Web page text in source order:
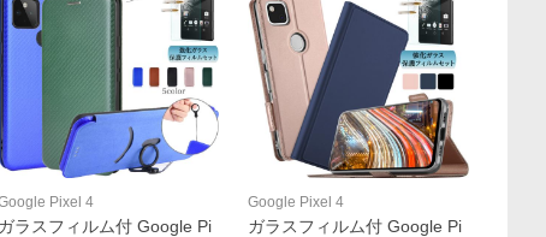
Pixel 4
ガラスフィルム付 Google Pi
Google Pixel 4
ガラスフィルム付 Google Pi